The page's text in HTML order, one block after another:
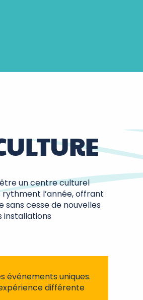
un centre culturel
l’année, offrant
sans cesse de nouvelles
installations
événements uniques.
différente